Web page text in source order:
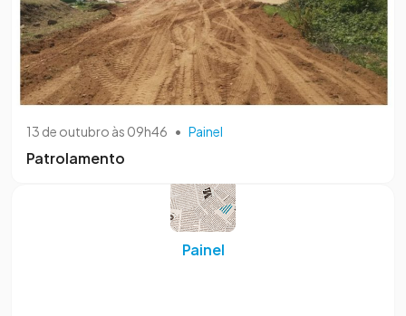
13 de outubro às 09h46 • Painel
Patrolamento
Painel